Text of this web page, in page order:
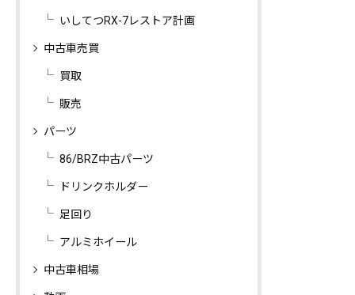
いしてつRX-7レストア計画
中古車売買
買取
販売
パーツ
86/BRZ中古パーツ
ドリンクホルダー
足回り
アルミホイール
中古車相場